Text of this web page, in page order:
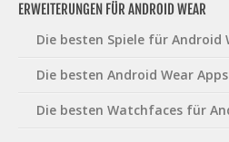
ERWEITERUNGEN FÜR ANDROID WEAR
Die besten Spiele für Android
Die besten Android Wear Apps
Die besten Watchfaces für